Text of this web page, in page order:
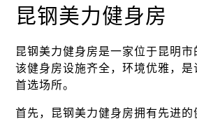
昆钢美力健身房
昆钢美力健身房是一家位于昆明市
该健身房设施齐全，环境优雅，是
首选场所。
首先，昆钢美力健身房拥有先进的